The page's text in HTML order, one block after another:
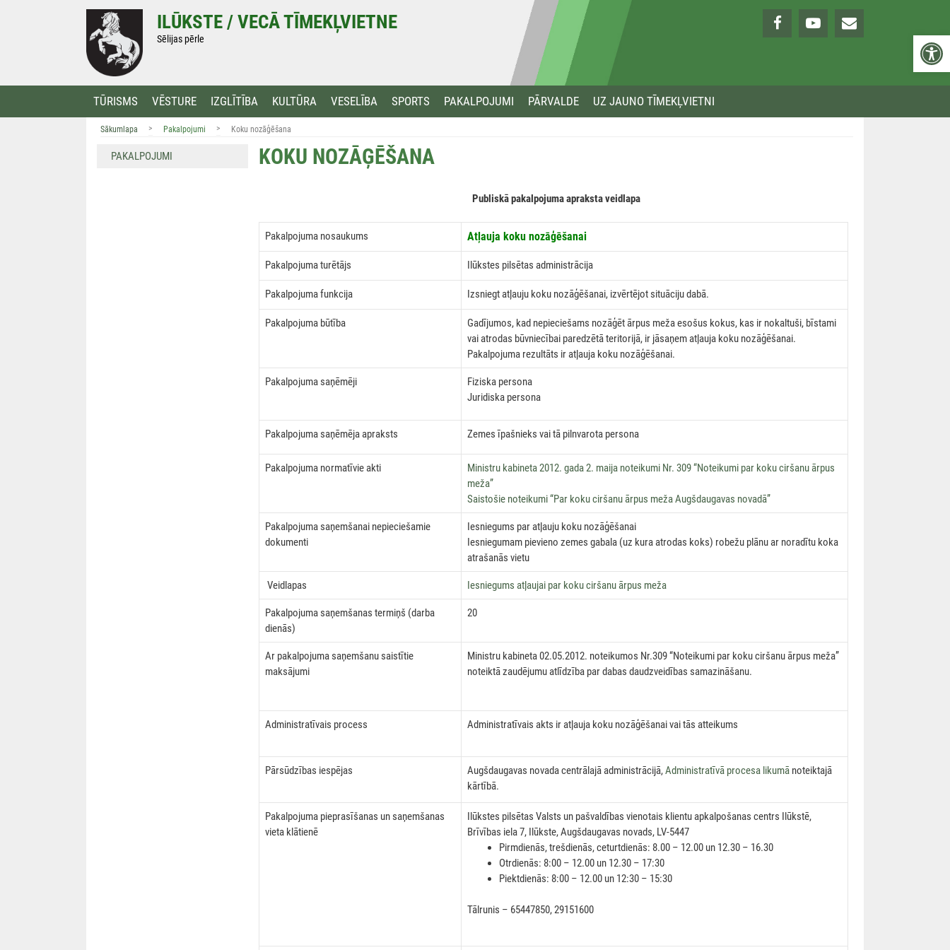
ILŪKSTE / VECĀ TĪMEKĻVIETNE
Sēlijas pērle
TŪRISMS VĒSTURE IZGLĪTĪBA KULTŪRA VESELĪBA SPORTS PAKALPOJUMI PĀRVALDE UZ JAUNO TĪMEKĻVIETNI
Sākumlapa > Pakalpojumi > Koku nozāģēšana
KOKU NOZĀĢĒŠANA
Publiskā pakalpojuma apraksta veidlapa
Pakalpojuma nosaukums Atļauja koku nozāģēšanai
Pakalpojuma turētājs Ilūkstes pilsētas administrācija
Pakalpojuma funkcija Izsniegt atļauju koku nozāģēšanai, izvērtējot situāciju dabā.
Pakalpojuma būtība
Gadījumos, kad nepieciešams nozāģēt ārpus meža esošus kokus, kas ir nokaltuši, bīstami
vai atrodas būvniecībai paredzētā teritorijā, ir jāsaņem atļauja koku nozāģēšanai.
Pakalpojuma rezultāts ir atļauja koku nozāģēšanai.
Pakalpojuma saņēmēji
Fiziska persona
Juridiska persona
Pakalpojuma saņēmēja apraksts Zemes īpašnieks vai tā pilnvarota persona
Pakalpojuma normatīvie akti
Ministru kabineta 2012. gada 2. maija noteikumi Nr. 309 “Noteikumi par koku ciršanu ārpus
meža”
Saistošie noteikumi “Par koku ciršanu ārpus meža Augšdaugavas novadā”
Pakalpojuma saņemšanai nepieciešamie
dokumenti
Iesniegums par atļauju koku nozāģēšanai
Iesniegumam pievieno zemes gabala (uz kura atrodas koks) robežu plānu ar noradītu koka
atrašanās vietu
Veidlapas Iesniegums atļaujai par koku ciršanu ārpus meža
Pakalpojuma saņemšanas termiņš (darba
dienās)
20
Ar pakalpojuma saņemšanu saistītie
maksājumi
Ministru kabineta 02.05.2012. noteikumos Nr.309 “Noteikumi par koku ciršanu ārpus meža”
noteiktā zaudējumu atlīdzība par dabas daudzveidības samazināšanu.
Administratīvais process Administratīvais akts ir atļauja koku nozāģēšanai vai tās atteikums
Pārsūdzības iespējas Augšdaugavas novada centrālajā administrācijā,Administratīvā procesa likumā noteiktajā
kārtībā.
Pakalpojuma pieprasīšanas un saņemšanas
vieta klātienē
Ilūkstes pilsētas Valsts un pašvaldības vienotais klientu apkalpošanas centrs Ilūkstē,
Brīvības iela 7, Ilūkste, Augšdaugavas novads, LV-5447
Pirmdienās, trešdienās, ceturtdienās: 8.00 – 12.00 un 12.30 – 16.30
Otrdienās: 8:00 – 12.00 un 12.30 – 17:30
Piektdienās: 8:00 – 12.00 un 12:30 – 15:30
Tālrunis – 65447850, 29151600
PAKALPOJUMI